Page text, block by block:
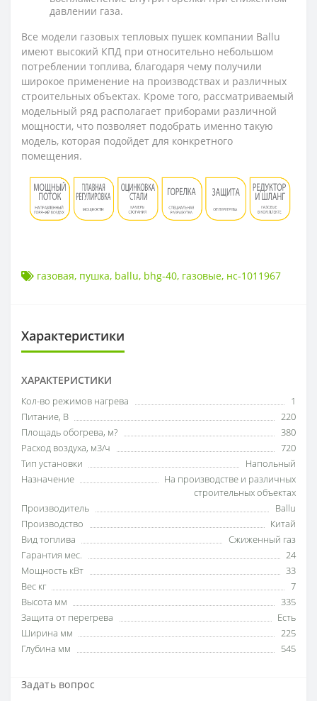
давлении газа.
Все модели газовых тепловых пушек компании Ballu
имеют высокий КПД при относительно небольшом
потреблении топлива, благодаря чему получили
широкое применение на производствах и различных
строительных объектах. Кроме того, рассматриваемый
модельный ряд располагает приборами различной
мощности, что позволяет подобрать именно такую
модель, которая подойдет для конкретного
помещения.
газовая, пушка, ballu, bhg-40, газовые, нс-1011967
Характеристики
ХАРАКТЕРИСТИКИ
Кол-во режимов нагрева
1
Питание, В
220
Площадь обогрева, м?
380
Расход воздуха, м3/ч
720
Тип установки
Напольный
Назначение
На производстве и различных
строительных объектах
Производитель
Ballu
Производство
Китай
Вид топлива
Сжиженный газ
Гарантия мес.
24
Мощность кВт
33
Вес кг
7
Высота мм
335
Защита от перегрева
Есть
Ширина мм
225
Глубина мм
545
Задать вопрос